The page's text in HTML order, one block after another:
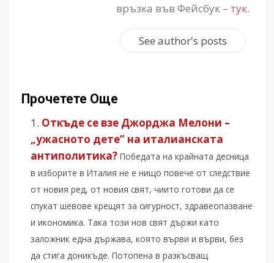
връзка във Фейсбук – тук.
See author's posts
Прочетете Още
Откъде се взе Джорджа Мелони –
„ужасното дете” на италианската
антиполитика? Победата на крайната десница
в изборите в Италия не е нищо повече от следствие
от новия ред, от новия свят, чиито готови да се
спукат шевове крещят за сигурност, здравеопазване
и икономика. Така този нов свят държи като
заложник една държава, която върви и върви, без
да стига доникъде. Потопена в разкъсващ